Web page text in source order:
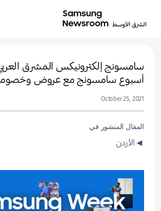
سامسونج إلكترونيكس المشرق
أسبوع سامسونج مع عروض
October 25, 2021
المقال المنشور في
◄الأردن